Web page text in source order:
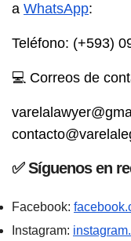
a WhatsApp:
Teléfono: (+593)
💻 Correos de
✅ Síguenos en
Facebook:
Instagram: